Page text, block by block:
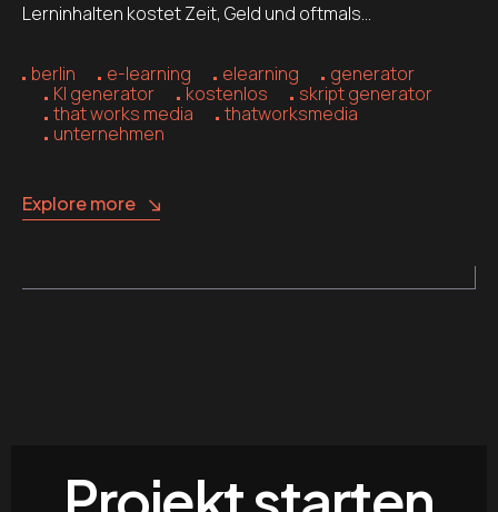
Lerninhalten kostet Zeit, Geld und oftmals…
berlin e-learning elearning
generator
KI generator
kostenlos
skript generator
that works media
thatworksmedia
unternehmen
Explore more